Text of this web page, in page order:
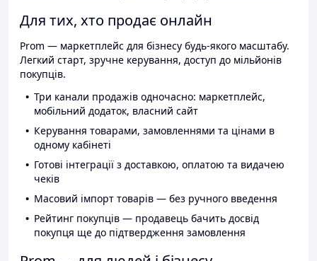
Для тих, хто продає онлайн
Prom — маркетплейс для бізнесу будь-якого масштабу.
Легкий старт, зручне керування, доступ до мільйонів
покупців.
Три канали продажів одночасно: маркетплейс,
мобільний додаток, власний сайт
Керування товарами, замовленнями та цінами в
одному кабінеті
Готові інтеграції з доставкою, оплатою та видачею
чеків
Масовий імпорт товарів — без ручного введення
Рейтинг покупців — продавець бачить досвід
покупця ще до підтвердження замовлення